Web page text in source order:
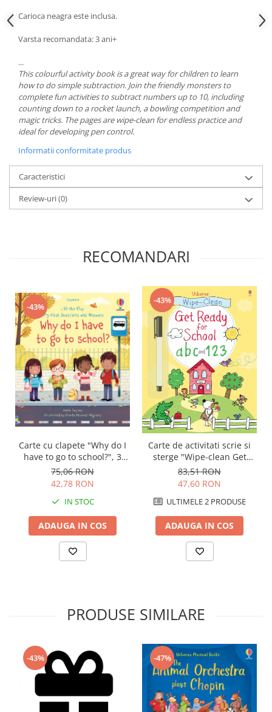
Carioca neagra este inclusa.
Varsta recomandata: 3 ani+
...
This colourful activity book is a great way for children to learn
how to do simple subtraction. Join the friendly monsters to
complete fun activities to subtract numbers up to 10, including
counting down to a rocket launch, a bowling competition and
magic tricks. The pages are wipe-clean for endless practice and
ideal for developing pen control.
Informatii conformitate produs
Caracteristici
Review-uri(0)
RECOMANDARI
-43%
Carte cu clapete "Why do I
have to go to school?", 3
ani+, Usborne
75,06 RON
42,78 RON
IN STOC
ADAUGA IN COS
-43%
Carte de activitati scrie si
sterge "Wipe-clean Get
Ready for School abc and
123", reutilizabila, Usborne
83,51 RON
47,60 RON
ULTIMELE 2 PRODUSE
ADAUGA IN COS
PRODUSE SIMILARE
-43% -47%